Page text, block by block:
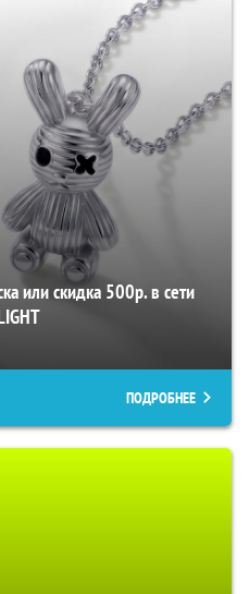
или скидка 500р. в сети
ПОДРОБНЕЕ